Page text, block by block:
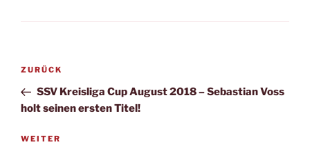
Beitragsnavigation
Vorheriger
Beitrag
ZURÜCK
SSV Kreisliga Cup August 2018 – Sebastian Voss
holt seinen ersten Titel!
Nächster
WEITER